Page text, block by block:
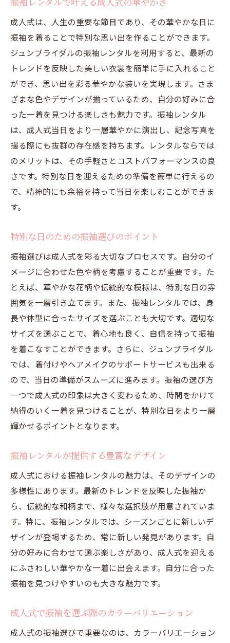
成人式は、人生の重要な節目であり、その華やかな日に
振袖を着ることで特別な思い出を作ることができます。
ジュンブライダルの振袖レンタルを利用すると、最新の
トレンドを反映した美しい衣裳を簡単に手に入れること
ができ、思い出を彩る華やかな装いを実現します。さま
ざまな色やデザインが揃っているため、自分の好みに合
った一着を見つける楽しさも魅力です。振袖レンタル
は、成人式当日をより一層華やかに演出し、記念写真を
撮る際にも抜群の存在感を持ちます。レンタルならでは
のメリットは、その手軽さとコストパフォーマンスの良
さです。特別な日を迎えるための準備を簡単に行えるの
で、精神的にも余裕を持って当日を楽しむことができま
す。
特別な日のための振袖選びのポイント
振袖選びは成人式を彩る大切なプロセスです。自分のイ
メージに合わせた色や柄を考慮することが重要です。た
とえば、華やかな花柄や伝統的な模様は、特別な日の雰
囲気を一層引き立てます。また、振袖レンタルでは、身
長や体型に合ったサイズを選ぶことも大切です。適切な
サイズを選ぶことで、着心地も良く、自信を持って振袖
を着こなすことができます。さらに、ジュンブライダル
では、着付けやヘアメイクのサポートサービスも出来る
ので、当日の準備がスムーズに進みます。振袖の選び方
一つで成人式の印象は大きく変わるため、時間をかけて
納得のいく一着を見つけることが、特別な日をより一層
輝かせるポイントとなります。
振袖レンタルが提供する豊富なデザイン
成人式における振袖レンタルの魅力は、そのデザインの
多様性にあります。最新のトレンドを反映した振袖か
ら、伝統的な和柄まで、様々な選択肢が用意されていま
す。特に、振袖レンタルでは、シーズンごとに新しいデ
ザインが登場するため、常に新しい発見があります。自
分の好みに合わせて選ぶ楽しさがあり、成人式を迎える
にふさわしい華やかな一着に出会えます。自分に合った
振袖を見つけやすいのも大きな魅力です。
成人式で振袖を選ぶ際のカラーバリエーション
成人式の振袖選びで重要なのは、カラーバリエーション